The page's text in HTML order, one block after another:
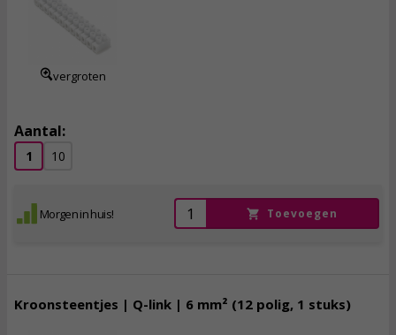
vergroten
Aantal:
1 10
Morgen in huis! Toevoegen
Kroonsteentjes | Q-link | 6 mm² (12 polig, 1 stuks)